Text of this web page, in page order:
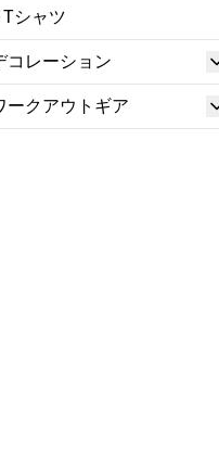
シャツ
コレーション
ークアウトギア